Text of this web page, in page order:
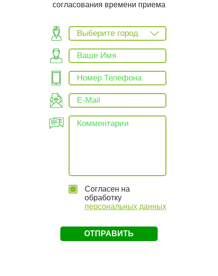
согласования времени приема
Выберите город
Согласен на
обработку
персональных данных